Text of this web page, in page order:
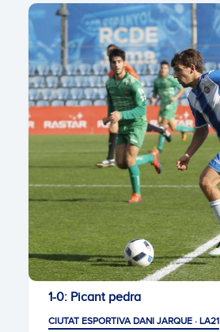
1-0: Picant pedra
CIUTAT ESPORTIVA DANI JARQUE · LA21